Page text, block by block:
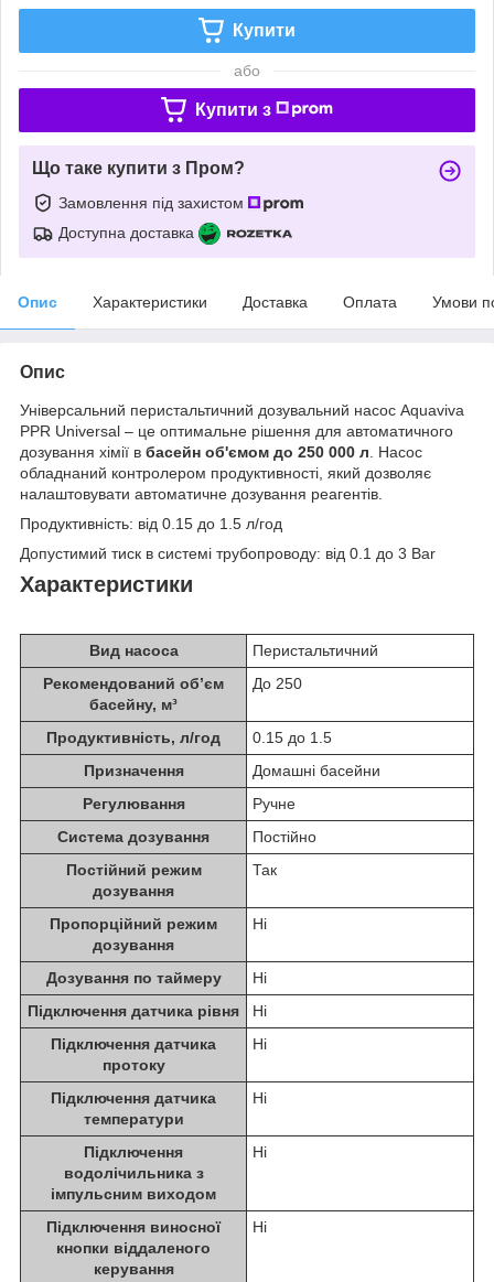
Купити
або
Купити з
Що таке купити з Пром?
Замовлення під захистом
Доступна доставка
Опис Характеристики Доставка Оплата Умови
Опис
Універсальний перистальтичний дозувальний насос Aquaviva
PPR Universal – це оптимальне рішення для автоматичного
дозування хімії в басейн об'ємом до 250 000 л . Насос
обладнаний контролером продуктивності, який дозволяє
налаштовувати автоматичне дозування реагентів.
Продуктивність: від 0.15 до 1.5 л/год
Допустимий тиск в системі трубопроводу: від 0.1 до 3 Bar
Характеристики
Вид насоса
Перистальтичний
Рекомендований об’єм
басейну, м³
До 250
Продуктивність, л/год
0.15 до 1.5
Призначення
Домашні басейни
Регулювання
Ручне
Система дозування
Постійно
Постійний режим
дозування
Так
Пропорційний режим
дозування
Ні
Дозування по таймеру
Ні
Підключення датчика рівня
Ні
Підключення датчика
протоку
Ні
Підключення датчика
температури
Ні
Підключення
водолічильника з
імпульсним виходом
Ні
Підключення виносної
кнопки віддаленого
керування
Ні